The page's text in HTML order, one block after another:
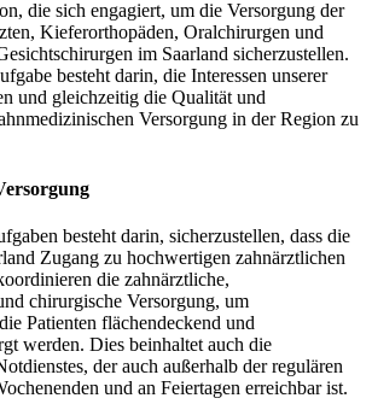
die sich engagiert, um die Versorgung der
Kieferorthopäden, Oralchirurgen und
im Saarland sicherzustellen.
besteht darin, die Interessen unserer
und gleichzeitig die Qualität und
Versorgung in der Region zu
besteht darin, sicherzustellen, dass die
Zugang zu hochwertigen zahnärztlichen
die zahnärztliche,
chirurgische Versorgung, um
Patienten flächendeckend und
werden. Dies beinhaltet auch die
der auch außerhalb der regulären
und an Feiertagen erreichbar ist.